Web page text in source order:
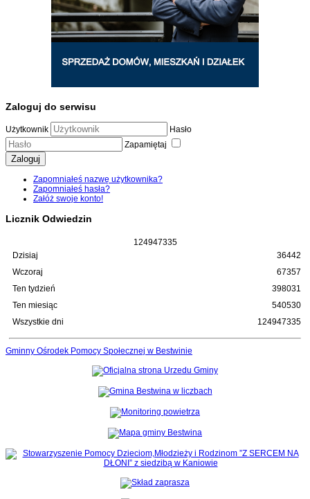
Zaloguj do serwisu
Użytkownik
Hasło
Zapamiętaj
Zaloguj
Zapomniałeś nazwę użytkownika?
Zapomniałeś hasła?
Załóż swoje konto!
Licznik Odwiedzin
124947335
Dzisiaj
Wczoraj
Ten tydzień
Ten miesiąc
Wszystkie dni
36442
67357
398031
540530
124947335
Gminny Ośrodek Pomocy Społecznej w Bestwinie